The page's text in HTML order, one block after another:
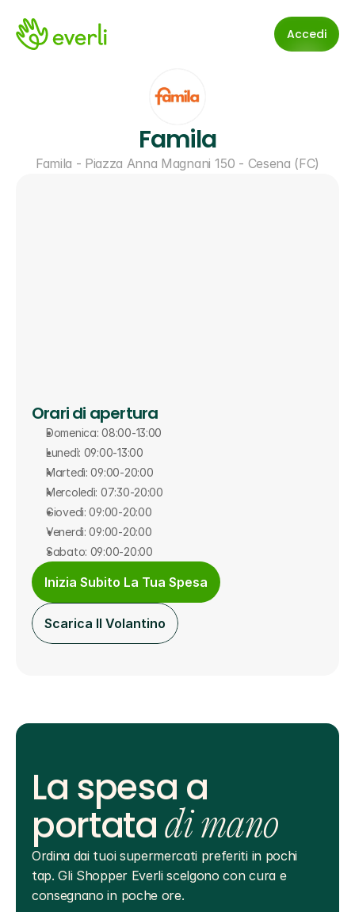
Accedi
Famila
Famila - Piazza Anna Magnani 150 - Cesena (FC)
Orari di apertura
Domenica: 08:00-13:00
Lunedì: 09:00-13:00
Martedì: 09:00-20:00
Mercoledì: 07:30-20:00
Giovedì: 09:00-20:00
Venerdì: 09:00-20:00
Sabato: 09:00-20:00
Inizia Subito La Tua Spesa
Scarica Il Volantino
La spesa a
portatadi mano
Ordina dai tuoi supermercati preferiti in pochi
tap. Gli Shopper Everli scelgono con cura e
consegnano in poche ore.